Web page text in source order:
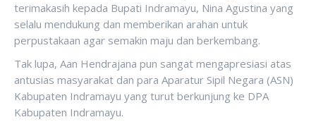
terimakasih kepada Bupati Indramayu, Nina Agustina yang
selalu mendukung dan memberikan arahan untuk
perpustakaan agar semakin maju dan berkembang.
Tak lupa, Aan Hendrajana pun sangat mengapresiasi atas
antusias masyarakat dan para Aparatur Sipil Negara (ASN)
Kabupaten Indramayu yang turut berkunjung ke DPA
Kabupaten Indramayu.